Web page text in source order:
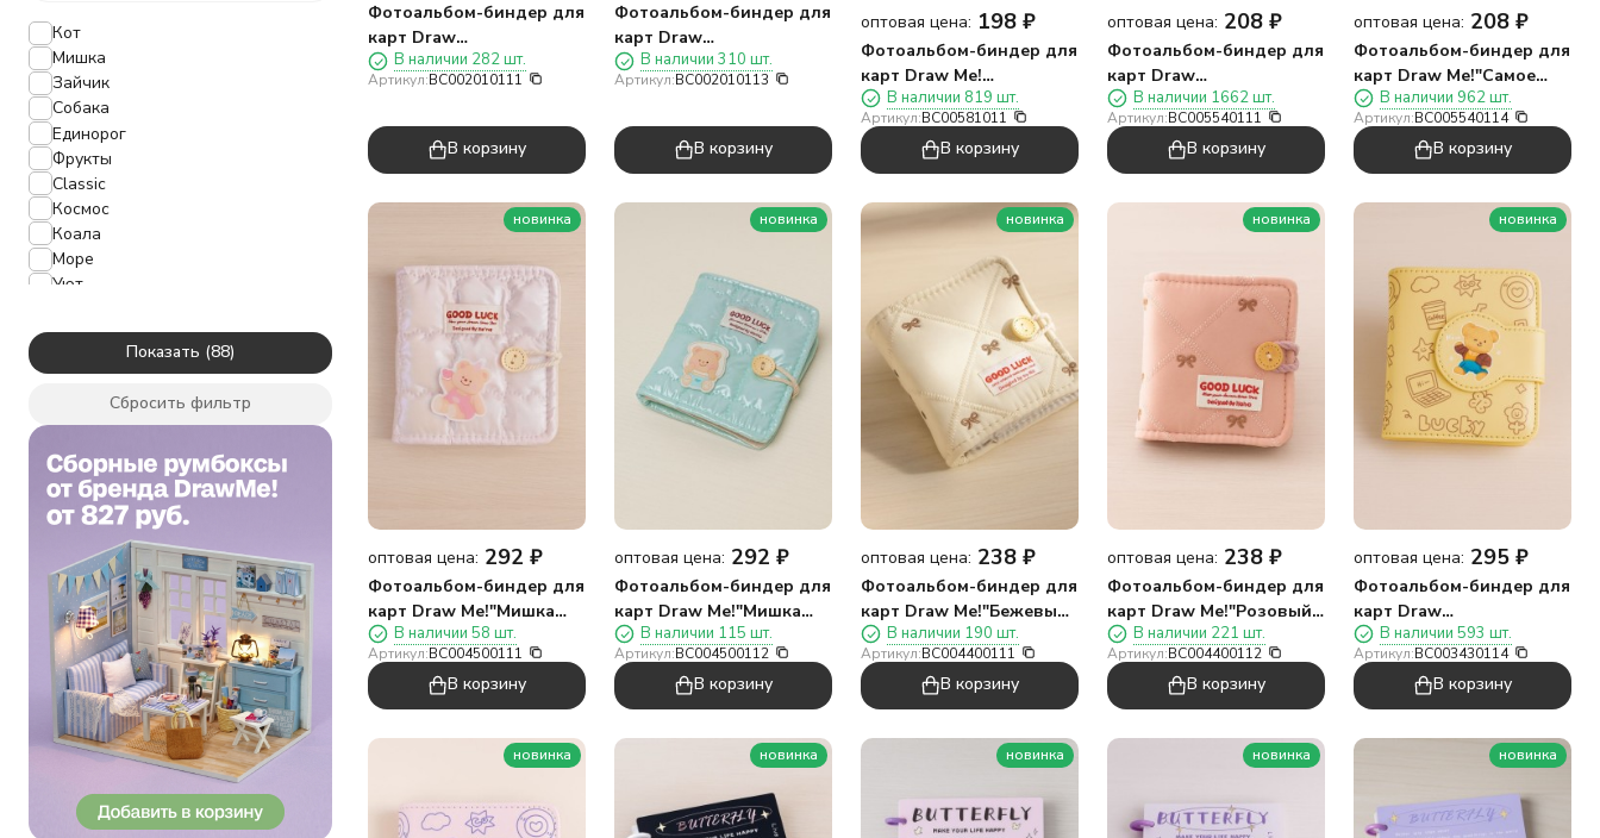
Фотоальбом-биндер для
карт Draw
Me!"Коллекция
бабочек",20
В наличии 282 шт.
Артикул:BC002010111
В корзину
Фотоальбом-биндер для
карт Draw
Me!"Коллекция бабочек
белый",20
В наличии 310 шт.
Артикул:BC002010113
В корзину
оптовая цена: 198 ₽
Фотоальбом-биндер для
карт Draw Me!
"Минимализм",20
страниц(13*12,5см)
В наличии 819 шт.
Артикул:BC00581011
В корзину
оптовая цена: 208 ₽
Фотоальбом-биндер для
карт Draw
Me!"Прекрасный",20
страниц(13*12,5см)
В наличии 1662 шт.
Артикул:BC005540111
В корзину
оптовая цена: 208 ₽
Фотоальбом-биндер для
карт Draw Me!"Самое
лучшее",20
страниц(13*12,5см)
В наличии 962 шт.
Артикул:BC005540114
В корзину
новинка
оптовая цена: 292 ₽
Фотоальбом-биндер для
карт Draw Me!"Мишка
торт",20
страниц(13*12,5см)
В наличии 58 шт.
Артикул:BC004500111
В корзину
новинка
оптовая цена: 292 ₽
Фотоальбом-биндер для
карт Draw Me!"Мишка
хлеб",20
страниц(13*12,5см)
В наличии 115 шт.
Артикул:BC004500112
В корзину
новинка
оптовая цена: 238 ₽
Фотоальбом-биндер для
карт Draw Me!"Бежевый
бантик",20
страниц(13*12,5см)
В наличии 190 шт.
Артикул:BC004400111
В корзину
новинка
оптовая цена: 238 ₽
Фотоальбом-биндер для
карт Draw Me!"Розовый
бантик",20
страниц(13*12,5см)
В наличии 221 шт.
Артикул:BC004400112
В корзину
новинка
оптовая цена: 295 ₽
Фотоальбом-биндер для
карт Draw
Me!"Путешествующий
медведь",20
страниц(13*12,5см)
В наличии 593 шт.
Артикул:BC003430114
В корзину
новинка новинка новинка новинка новинка
Кот
Мишка
Зайчик
Собака
Единорог
Фрукты
Classic
Космос
Коала
Море
Уют
Путешествие
Любовь
Показать
Сбросить фильтр